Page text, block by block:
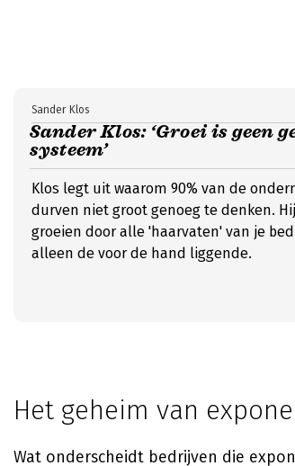
Sander Klos: ‘Groei is geen
systeem’
Sander Klos
Klos legt uit waarom 90% van de
durven niet groot genoeg te denken.
groeien door alle 'haarvaten' van je
alleen de voor de hand liggende.
Het geheim van
Wat onderscheidt bedrijven die